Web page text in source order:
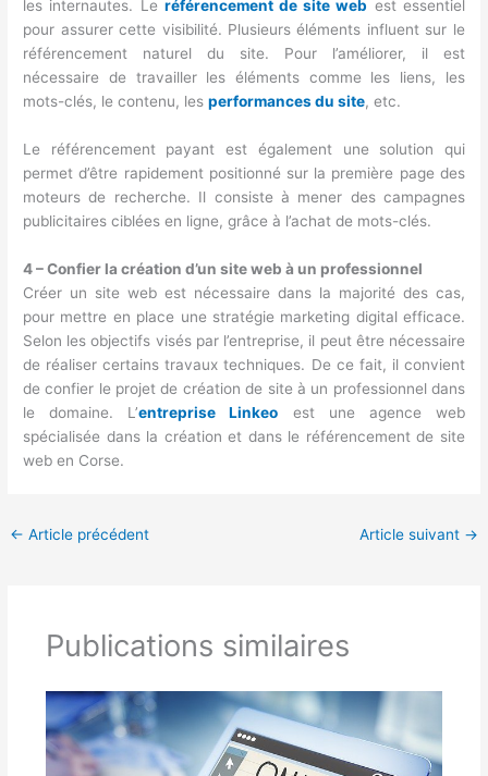
les internautes. Le référencement de site web est essentiel
pour assurer cette visibilité. Plusieurs éléments influent sur le
référencement naturel du site. Pour l’améliorer, il est
nécessaire de travailler les éléments comme les liens, les
mots-clés, le contenu, lesperformancesdusite, etc.
Le référencement payant est également une solution qui
permet d’être rapidement positionné sur la première page des
moteurs de recherche. Il consiste à mener des campagnes
publicitaires ciblées en ligne, grâce à l’achat de mots-clés.
4 – Confier la création d’un site web à un professionnel
Créer un site web est nécessaire dans la majorité des cas,
pour mettre en place une stratégie marketing digital efficace.
Selon les objectifs visés par l’entreprise, il peut être nécessaire
de réaliser certains travaux techniques. De ce fait, il convient
de confier le projet de création de site à un professionnel dans
le domaine. L’entreprise Linkeo est une agence web
spécialisée dans la création et dans le référencement de site
web en Corse.
← Article précédent Article suivant →
Publications similaires